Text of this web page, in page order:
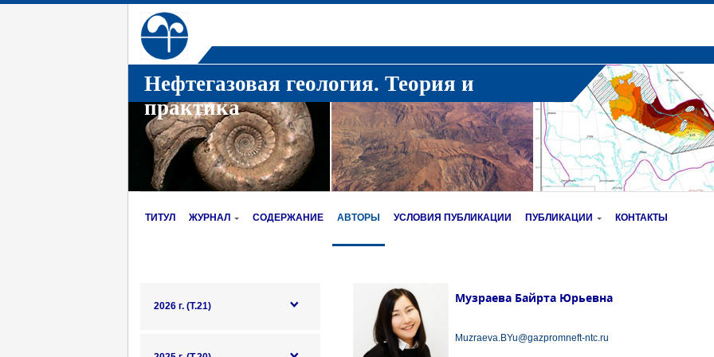
Нефтегазовая геология. Теория и
практика
ТИТУЛ ЖУРНАЛ СОДЕРЖАНИЕ АВТОРЫ УСЛОВИЯ ПУБЛИКАЦИИ ПУБЛИКАЦИИ КОНТАКТЫ
2026 г. (Т.21)
Музраева Байрта Юрьевна
Muzraeva.BYu@gazpromneft-ntc.ru